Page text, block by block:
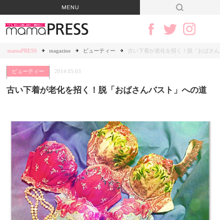
mamaPRESS magazine ビューティー 古い下着が老化を招く！脱「おばさ
ビューティー 2014.05.03
古い下着が老化を招く！脱「おばさんバスト」への道